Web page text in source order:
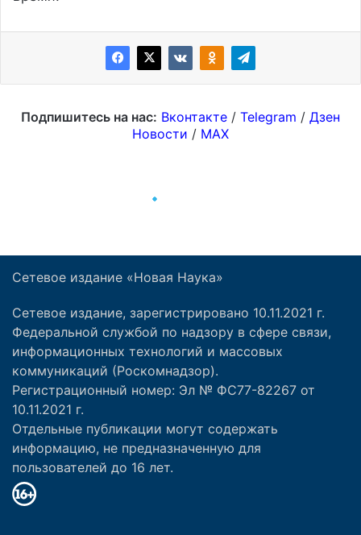
Сетевое издание «Новая Наука»
Сетевое издание, зарегистрировано 10.11.2021 г.
Федеральной службой по надзору в сфере связи,
информационных технологий и массовых
коммуникаций (Роскомнадзор).
Регистрационный номер: Эл № ФС77-82267 от
10.11.2021 г.
Отдельные публикации могут содержать
информацию, не предназначенную для
пользователей до 16 лет.